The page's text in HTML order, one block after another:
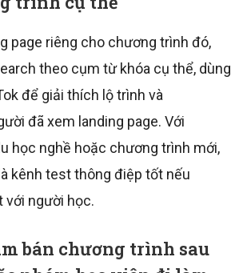
page riêng cho chương trình đó,
theo cụm từ khóa cụ thể, dùng
để giải thích lộ trình và
đã xem landing page. Với
học nghề hoặc chương trình mới,
kênh test thông điệp tốt nếu
với người học.
bán chương trình sau